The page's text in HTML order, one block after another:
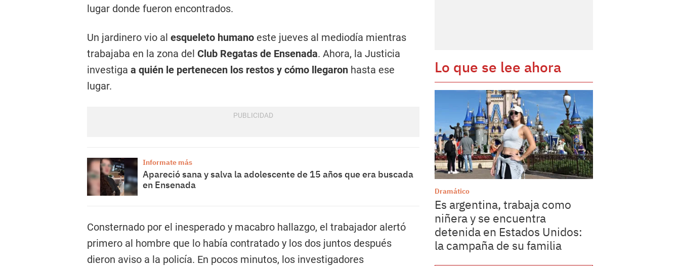
lugar donde fueron encontrados.
Un jardinero vio al esqueleto humano este jueves al mediodía mientras
trabajaba en la zona del Club Regatas de Ensenada. Ahora, la Justicia
investiga a quién le pertenecen los restos y cómo llegaron hasta ese
lugar.
Informate más
Apareció sana y salva la adolescente de 15 años que era buscada
en Ensenada
Consternado por el inesperado y macabro hallazgo, el trabajador alertó
primero al hombre que lo había contratado y los dos juntos después
dieron aviso a la policía. En pocos minutos, los investigadores
Lo que se lee ahora
Dramático
Es argentina, trabaja como
niñera y se encuentra
detenida en Estados Unidos:
la campaña de su familia